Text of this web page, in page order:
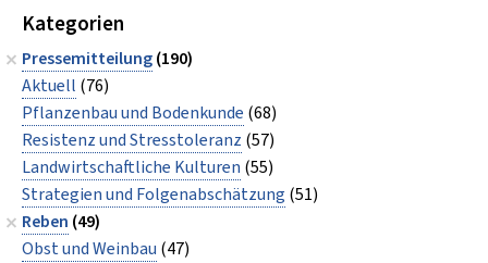
Kategorien
Pressemitteilung(190)
Aktuell (76)
Pflanzenbau und Bodenkunde (68)
Resistenz und Stresstoleranz (57)
Landwirtschaftliche Kulturen (55)
Strategien und Folgenabschätzung (51)
Reben (49)
Obst und Weinbau (47)